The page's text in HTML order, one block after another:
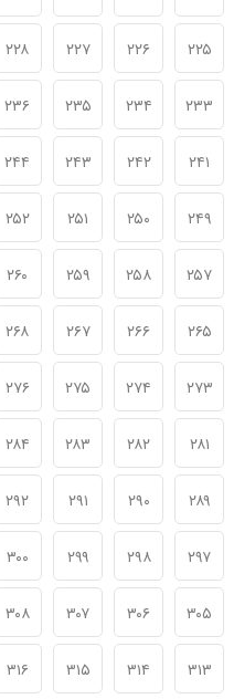
۲۲۵ ۲۲۶ ۲۲۷ ۲۲۸
۲۳۳ ۲۳۴ ۲۳۵ ۲۳۶
۲۴۱ ۲۴۲ ۲۴۳ ۲۴۴
۲۴۹ ۲۵۰ ۲۵۱ ۲۵۲
۲۵۷ ۲۵۸ ۲۵۹ ۲۶۰
۲۶۵ ۲۶۶ ۲۶۷ ۲۶۸
۲۷۳ ۲۷۴ ۲۷۵ ۲۷۶
۲۸۱ ۲۸۲ ۲۸۳ ۲۸۴
۲۸۹ ۲۹۰ ۲۹۱ ۲۹۲
۲۹۷ ۲۹۸ ۲۹۹ ۳۰۰
۳۰۵ ۳۰۶ ۳۰۷ ۳۰۸
۳۱۳ ۳۱۴ ۳۱۵ ۳۱۶